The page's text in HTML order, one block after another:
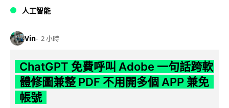
人工智能
Vin 2 小時
ChatGPT 免費呼叫 Adobe 一句話跨軟
體修圖兼整 PDF 不用開多個 APP 兼免
帳號